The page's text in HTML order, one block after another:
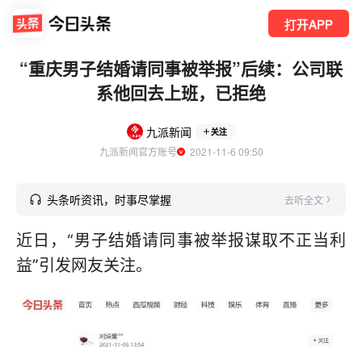
打开APP
“重庆男子结婚请同事被举报”后续：公司联
系他回去上班，已拒绝
九派新闻 关注
九派新闻官方账号
  2021-11-6 09:50
头条听资讯，时事尽掌握 去听全文
近日，“男子结婚请同事被举报谋取不正当利
益”引发网友关注。